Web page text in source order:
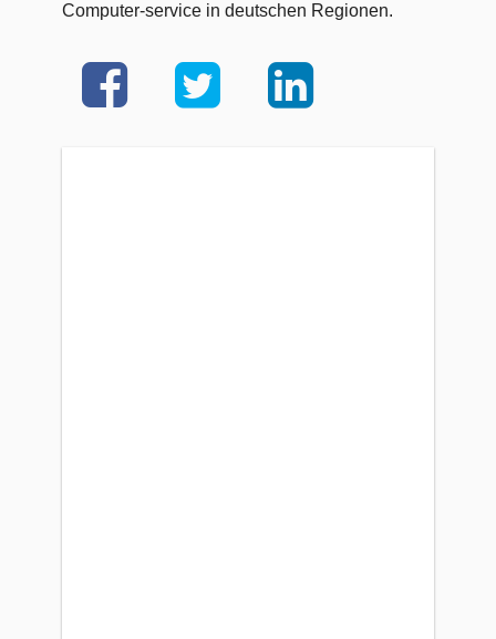
Computer-service in deutschen Regionen.